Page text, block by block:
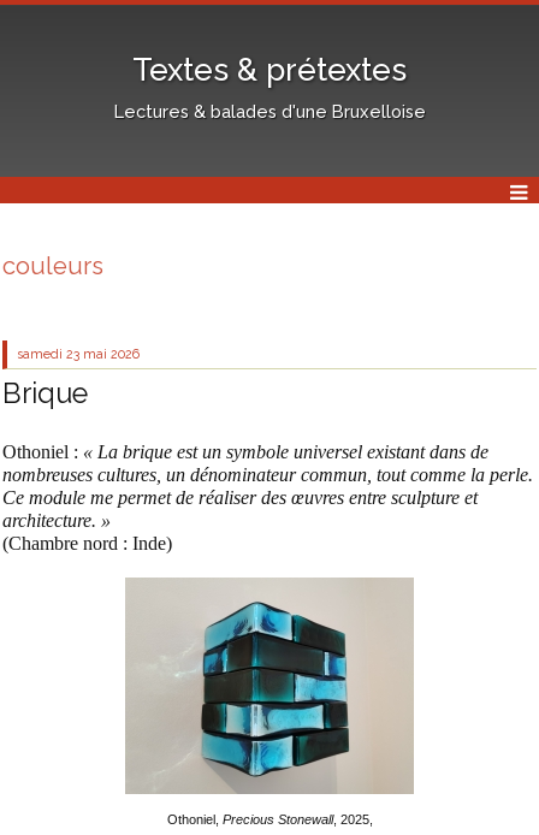
Textes & prétextes
Lectures & balades d'une Bruxelloise
couleurs
samedi 23 mai 2026
Brique
Othoniel : « La brique est un symbole universel existant dans de
nombreuses cultures, un dénominateur commun, tout comme la perle.
Ce module me permet de réaliser des œuvres entre sculpture et
architecture. »
(Chambre nord : Inde)
Othoniel, Precious Stonewall, 2025,